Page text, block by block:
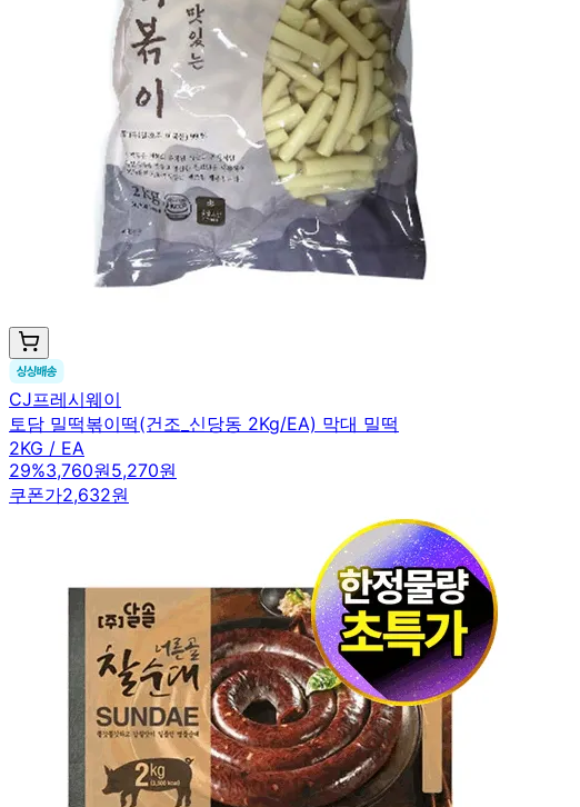
CJ프레시웨이
토담 밀떡볶이떡(건조_신당동 2Kg/EA) 막대 밀떡
2KG / EA
29%3,760원5,270원
쿠폰가2,632원